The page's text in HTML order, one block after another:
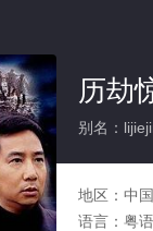
历劫
别名：
地区： 中
语言： 粤语